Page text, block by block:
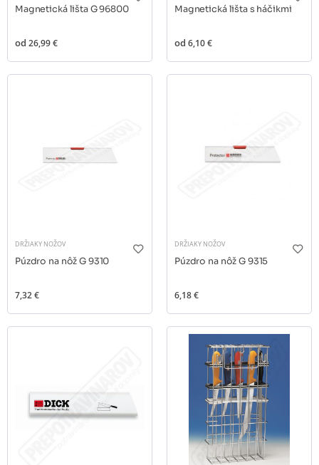
Magnetická lišta G 96800
od 26,99 €
Magnetická lišta s háčikmi
od 6,10 €
DRŽIAKY NOŽOV
Púzdro na nôž G 9310
7,32 €
DRŽIAKY NOŽOV
Púzdro na nôž G 9315
6,18 €